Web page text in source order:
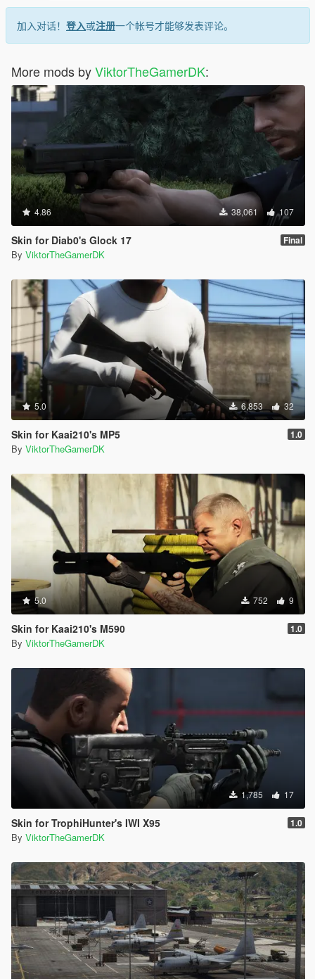
加入对话！ 登入或注册一个帐号才能够发表评论。
More mods byViktorTheGamerDK:
4.86 38,061 107
Skin for Diab0's Glock 17 Final
By ViktorTheGamerDK
5.0 6,853 32
Skin for Kaai210's MP5 1.0
By ViktorTheGamerDK
5.0 752 9
Skin for Kaai210's M590 1.0
By ViktorTheGamerDK
1,785 17
Skin for TrophiHunter's IWI X95 1.0
By ViktorTheGamerDK